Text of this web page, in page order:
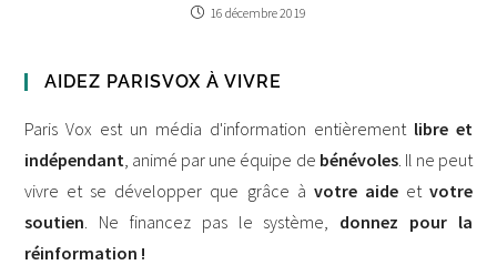
16 décembre 2019
AIDEZ PARISVOX À VIVRE
Paris Vox est un média d'information entièrement libre et
indépendant, animé par une équipe de bénévoles. Il ne peut
vivre et se développer que grâce à votre aideet votre
soutien. Ne financez pas le système, donnez pour la
réinformation !